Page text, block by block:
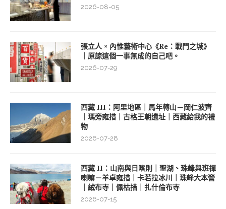
2026-08-05
張立人 × 內惟藝術中心《Re：戰鬥之城》
｜原諒這個一事無成的自己吧。
2026-07-29
西藏 III：阿里地區｜馬年轉山－岡仁波齊
｜瑪旁雍措｜古格王朝遺址｜西藏給我的禮
物
2026-07-28
西藏 II：山南與日喀則｜聖湖、珠峰與班禪
喇嘛－羊卓雍措｜卡若拉冰川｜珠峰大本營
｜絨布寺｜佩枯措｜扎什倫布寺
2026-07-15